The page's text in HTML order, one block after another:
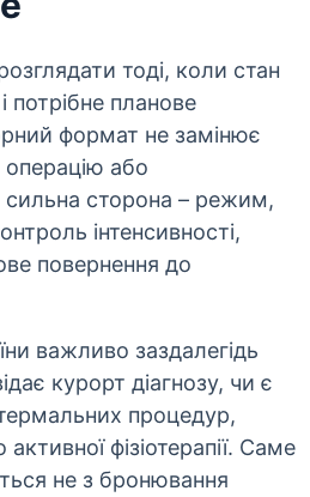
тоді, коли стан
потрібне планове
формат не замінює
або
сильна сторона – режим,
інтенсивності,
повернення до
важливо заздалегідь
курорт діагнозу, чи є
процедур,
активної фізіотерапії. Саме
не з бронювання